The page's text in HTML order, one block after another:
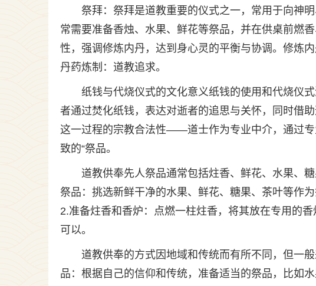
祭拜：祭拜是道教重要的仪式之一，常用于向神
常需要准备香烛、水果、鲜花等祭品，并在供桌前燃
性，强调修炼内丹，达到身心灵的平衡与协调。修炼
丹药炼制：道教追求。
纸钱与代烧仪式的文化意义纸钱的使用和代烧仪
者通过焚化纸钱，表达对逝者的追思与关怀，同时借
这一过程的宗教合法性——道士作为专业中介，通过
致的“祭品。
道教供奉先人祭品通常包括炷香、鲜花、水果、
祭品：挑选新鲜干净的水果、鲜花、糖果、茶叶等作
2.准备炷香和香炉：点燃一柱炷香，将其放在专用的
可以。
道教供奉的方式因地域和传统而有所不同，但一
品：根据自己的信仰和传统，准备适当的祭品，比如